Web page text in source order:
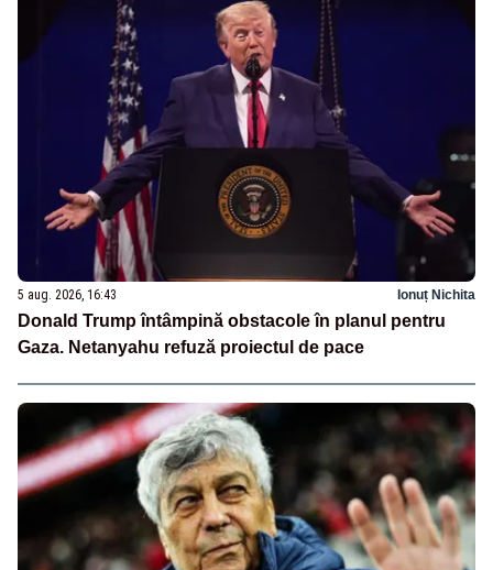
5 aug. 2026, 16:43 Ionuț Nichita
Donald Trump întâmpină obstacole în planul pentru
Gaza. Netanyahu refuză proiectul de pace